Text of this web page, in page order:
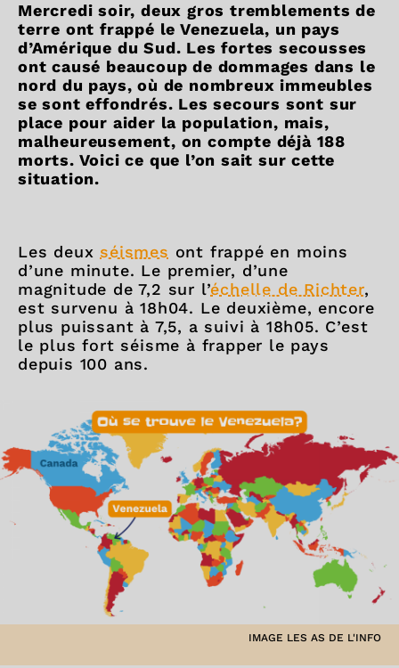
Mercredi soir, deux gros tremblements de
terre ont frappé le Venezuela, un pays
d’Amérique du Sud. Les fortes secousses
ont causé beaucoup de dommages dans le
nord du pays, où de nombreux immeubles
se sont effondrés. Les secours sont sur
place pour aider la population, mais,
malheureusement, on compte déjà 188
morts. Voici ce que l’on sait sur cette
situation.
Les deux séismes ont frappé en moins
d’une minute. Le premier, d’une
magnitude de 7,2 sur l’échelle de Richter,
est survenu à 18h04. Le deuxième, encore
plus puissant à 7,5, a suivi à 18h05. C’est
le plus fort séisme à frapper le pays
depuis 100 ans.
IMAGE LES AS DE L'INFO